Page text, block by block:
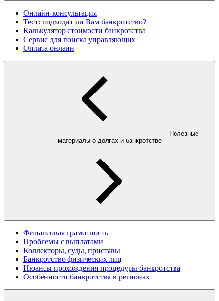
Онлайн-консультация
Тест: подходит ли Вам банкротство?
Калькулятор стоимости банкротства
Сервис для поиска управляющих
Оплата онлайн
Полезные
материалы о долгах и банкротстве
Финансовая грамотность
Проблемы с выплатами
Коллекторы, суды, приставы
Банкротство физических лиц
Нюансы прохождения процедуры банкротства
Особенности банкротства в регионах